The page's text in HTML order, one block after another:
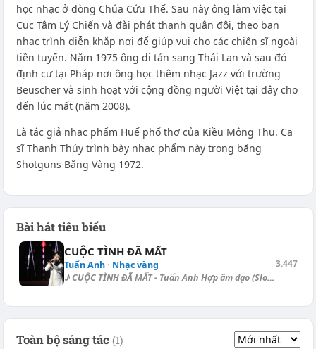
học nhạc ở dòng Chúa Cứu Thế. Sau này ông làm việc tại
Cục Tâm Lý Chiến và đài phát thanh quân đội, theo ban
nhạc trình diễn khắp nơi để giúp vui cho các chiến sĩ ngoài
tiền tuyến. Năm 1975 ông di tản sang Thái Lan và sau đó
định cư tại Pháp nơi ông học thêm nhạc Jazz với trường
Beuscher và sinh hoạt với cộng đồng người Việt tại đây cho
đến lúc mất (năm 2008).
Là tác giả nhạc phẩm Huế phổ thơ của Kiều Mộng Thu. Ca
sĩ Thanh Thúy trình bày nhạc phẩm này trong băng
Shotguns Băng Vàng 1972.
Bài hát tiêu biểu
CUỘC TÌNH ĐÃ MẤT
Tuấn Anh · Nhạc vàng
♪ CUỘC TÌNH ĐÃ MẤT - Tuấn Anh Hợp âm dạo (Slow Rock): [Dbm] | [Gb] | [D]...
3.447
Toàn bộ sáng tác (1)